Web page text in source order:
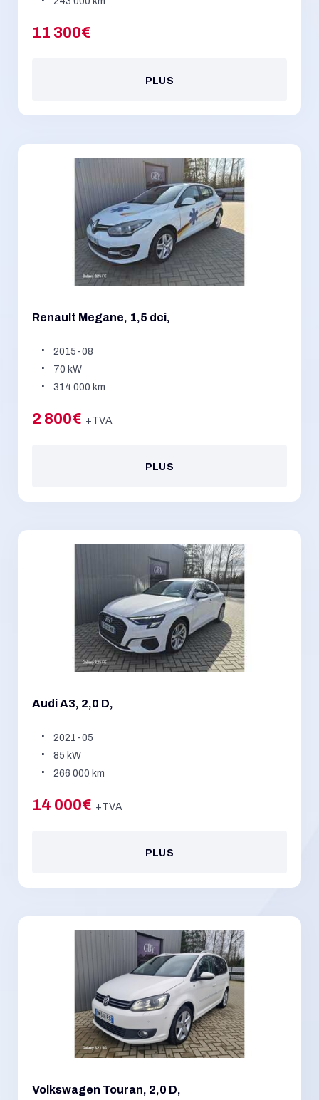
11 300€
PLUS
Renault Megane, 1,5 dci,
2015-08
70 kW
314 000 km
2 800€ +TVA
PLUS
Audi A3, 2,0 D,
2021-05
85 kW
266 000 km
14 000€ +TVA
PLUS
Volkswagen Touran, 2,0 D,